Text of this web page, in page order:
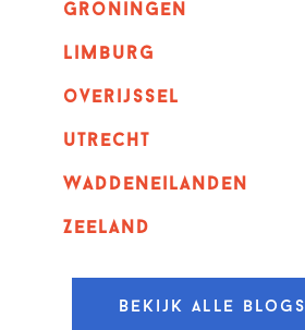
Groningen
Limburg
overijssel
utrecht
Waddeneilanden
Zeeland
Bekijk alle blogs